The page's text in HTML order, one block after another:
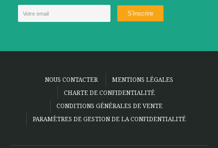
NOUS CONTACTER
MENTIONS LÉGALES
CHARTE DE CONFIDENTIALITÉ
CONDITIONS GÉNÉRALES DE VENTE
PARAMÈTRES DE GESTION DE LA CONFIDENTIALITÉ